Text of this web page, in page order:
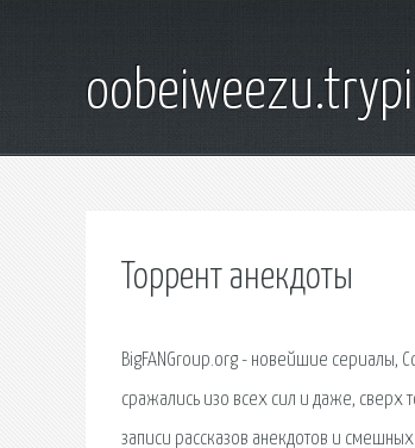
Торрент анекдоты
BigFANGroup.org - новейшие сериалы,
сражались изо всех сил и даже, сверх
записи рассказов анекдотов и